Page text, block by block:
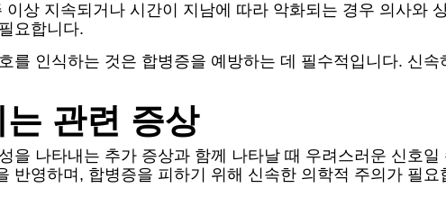
상 지속되거나 시간이 지남에 따라 악화되는 경우 의사와
요합니다.
를 인식하는 것은 합병증을 예방하는 데 필수적입니다. 신
관련 증상
을 나타내는 추가 증상과 함께 나타날 때 우려스러운 신호
반영하며, 합병증을 피하기 위해 신속한 의학적 주의가 필요